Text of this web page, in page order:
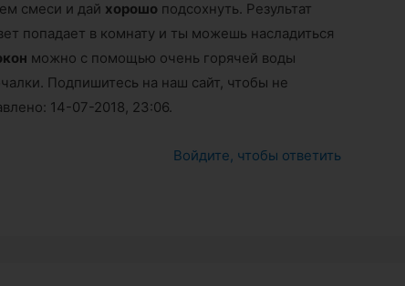
смеси и дай хорошо подсохнуть. Результат
попадает в комнату и ты можешь насладиться
можно с помощью очень горячей воды
Подпишитесь на наш сайт, чтобы не
14-07-2018, 23:06.
Войдите, чтобы ответить